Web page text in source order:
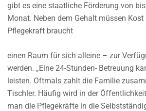
gibt es eine staatliche Förderung von
Monat. Neben dem Gehalt müssen
Pflegekraft braucht
einen Raum für sich alleine – zur
werden. „Eine 24-Stunden- Betreuung
leisten. Oftmals zahlt die Familie
Tischler. Häufig wird in der
man die Pflegekräfte in die